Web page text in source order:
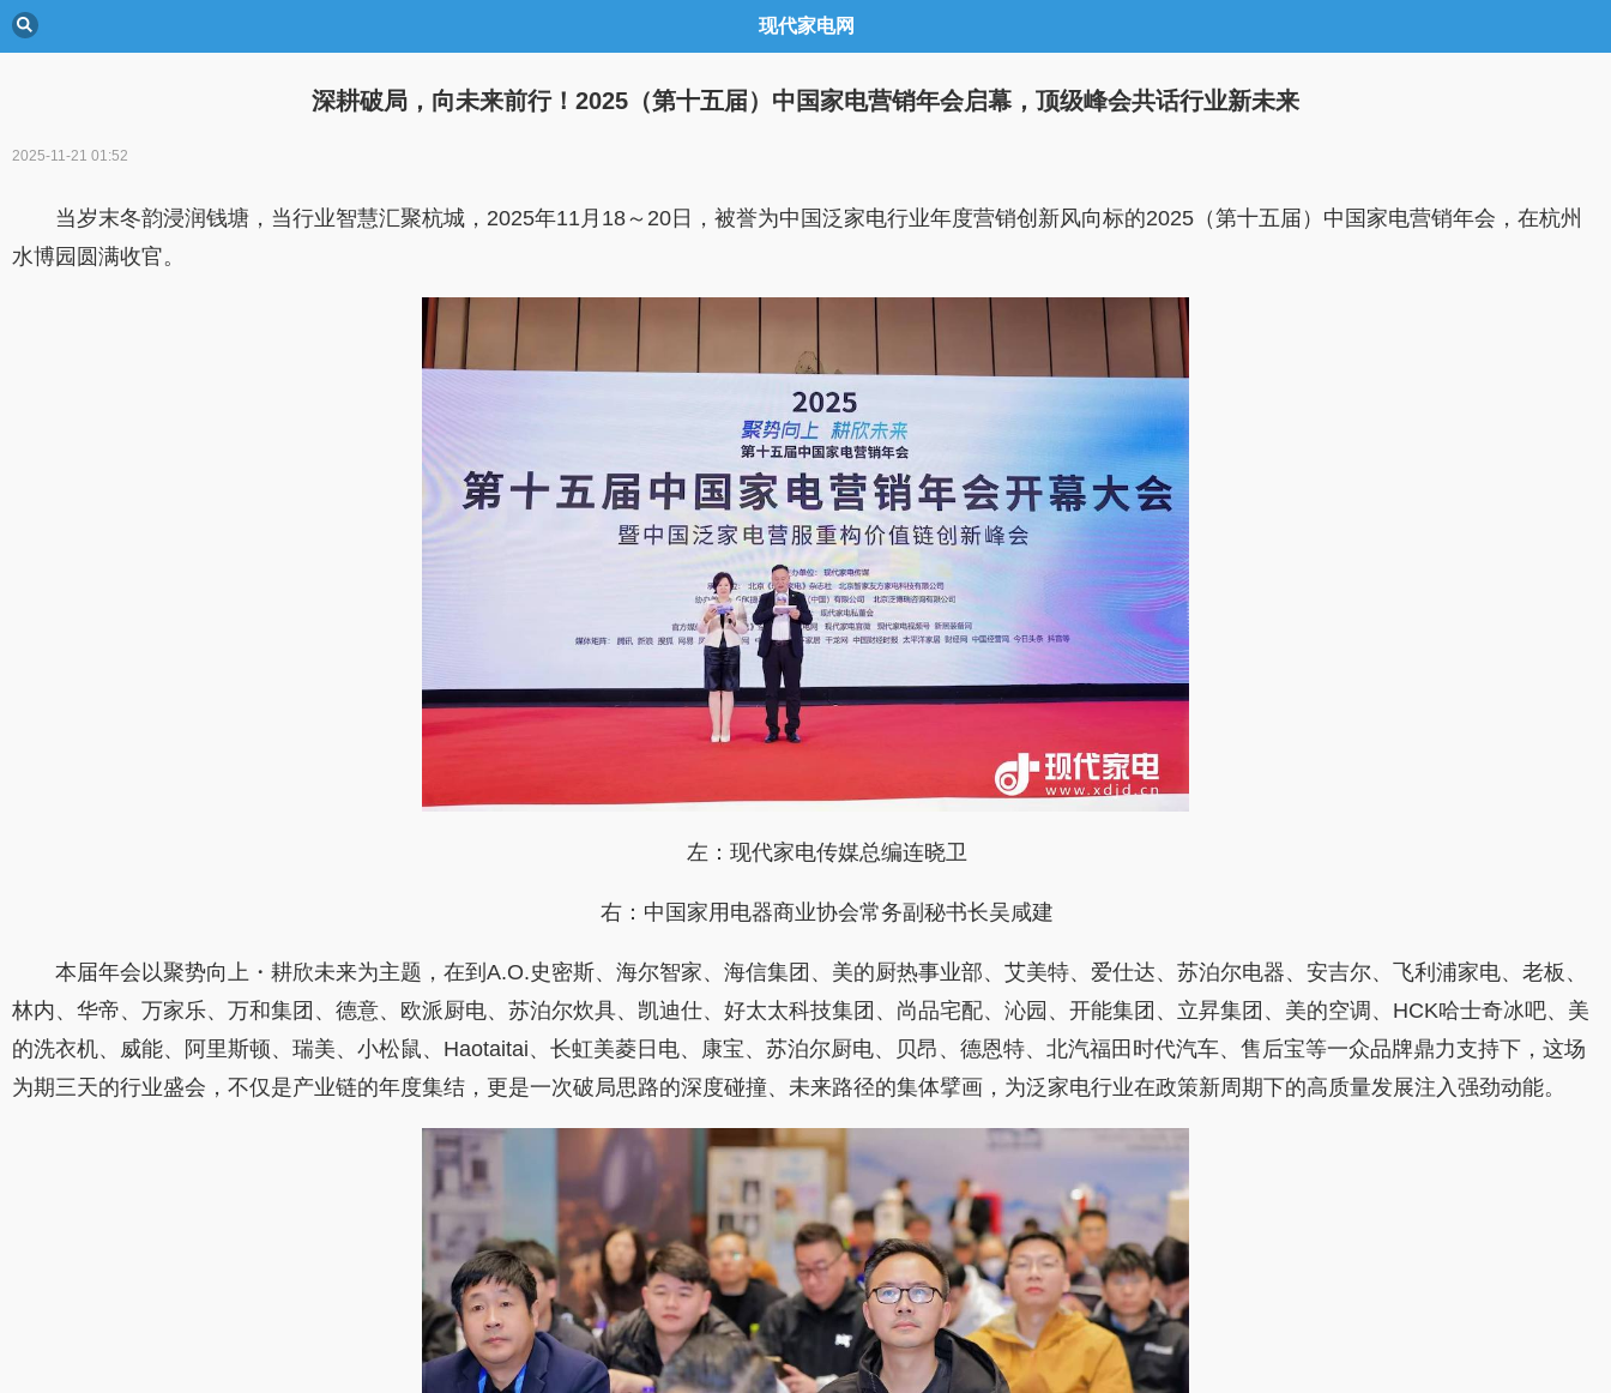
现代家电网
深耕破局，向未来前行！2025（第十五届）中国家电营销年会启幕，顶级峰会共话行业新未来​
2025-11-21 01:52
当岁末冬韵浸润钱塘，当行业智慧汇聚杭城，2025年11月18～20日，被誉为中国泛家电行业年度营销创新风向标的2025（第十五届）中国家电营销年会，在杭州
水博园圆满收官。
左：现代家电传媒总编连晓卫
右：中国家用电器商业协会常务副秘书长吴咸建
本届年会以聚势向上・耕欣未来为主题，在到A.O.史密斯、海尔智家、海信集团、美的厨热事业部、艾美特、爱仕达、苏泊尔电器、安吉尔、飞利浦家电、老板、
林内、华帝、万家乐、万和集团、德意、欧派厨电、苏泊尔炊具、凯迪仕、好太太科技集团、尚品宅配、沁园、开能集团、立昇集团、美的空调、HCK哈士奇冰吧、美
的洗衣机、威能、阿里斯顿、瑞美、小松鼠、Haotaitai、长虹美菱日电、康宝、苏泊尔厨电、贝昂、德恩特、北汽福田时代汽车、售后宝等一众品牌鼎力支持下，这场
为期三天的行业盛会，不仅是产业链的年度集结，更是一次破局思路的深度碰撞、未来路径的集体擘画，为泛家电行业在政策新周期下的高质量发展注入强劲动能。